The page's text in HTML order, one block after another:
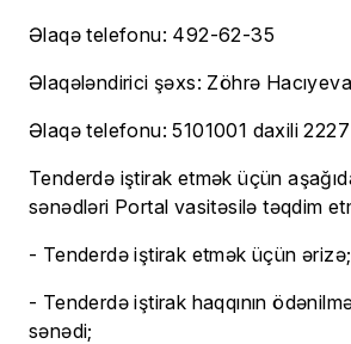
Əlaqə telefonu: 492-62-35
Əlaqələndirici şəxs: Zöhrə
Əlaqə telefonu: 5101001 daxili 2227
Tenderdə iştirak etmək üçün
sənədləri Portal vasitəsilə təqdim
- Tenderdə iştirak etmək üçün ərizə;
- Tenderdə iştirak haqqının
sənədi;